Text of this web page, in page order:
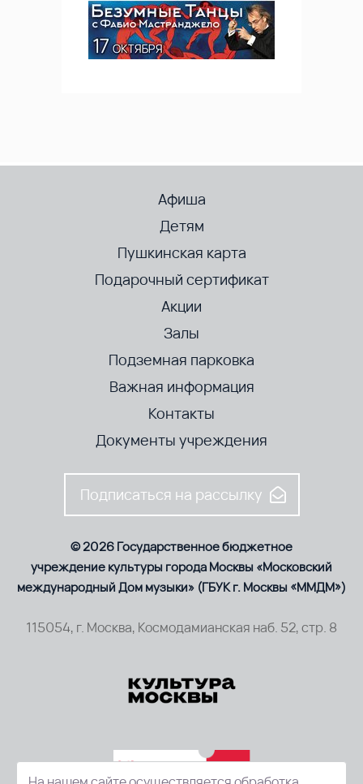
Афиша
Детям
Пушкинская карта
Подарочный сертификат
Акции
Залы
Подземная парковка
Важная информация
Контакты
Документы учреждения
Подписаться на рассылку
© 2026 Государственное бюджетное
учреждение культуры города Москвы «Московский
международный Дом музыки» (ГБУК г. Москвы «ММДМ»)
115054, г. Москва, Космодамианская наб. 52, стр. 8